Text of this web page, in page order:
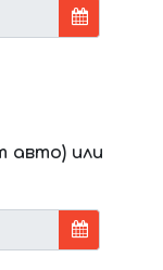
авто) или